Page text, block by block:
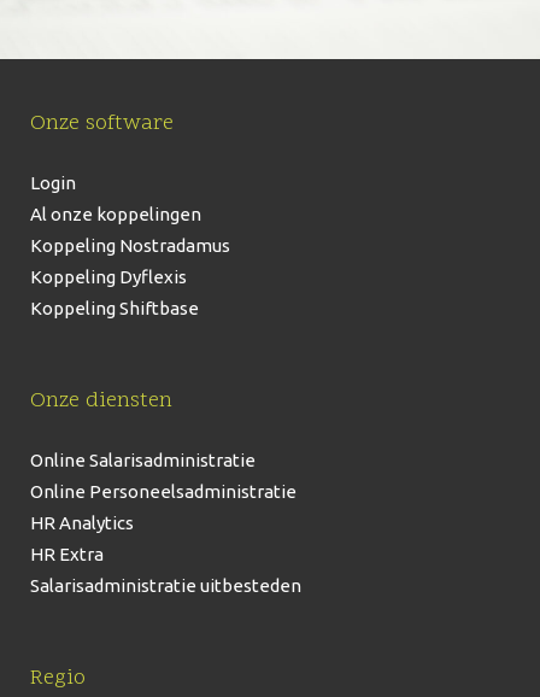
Onze software
Login
Al onze koppelingen
Koppeling Nostradamus
Koppeling Dyflexis
Koppeling Shiftbase
Onze diensten
Online Salarisadministratie
Online Personeelsadministratie
HR Analytics
HR Extra
Salarisadministratie uitbesteden
Regio